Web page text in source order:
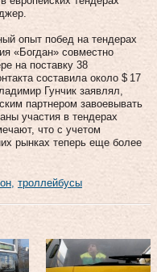
опыт побед на тендерах
«Богдан» совместно
на поставку 38
составила около $ 17
Гунчик заявлял,
партнером завоевывать
участия в тендерах
что с учетом
рынках теперь еще более
троллейбусы